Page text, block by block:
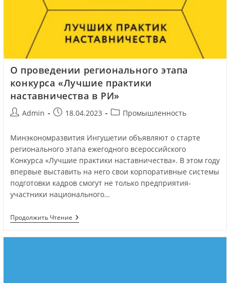
О проведении регионального этапа
конкурса «Лучшие практики
наставничества в РИ»
Admin 18.04.2023 Промышленность
Минэкономразвития Ингушетии объявляют о старте
регионального этапа ежегодного всероссийского
Конкурса «Лучшие практики наставничества». В этом году
впервые выставить на него свои корпоративные системы
подготовки кадров смогут не только предприятия-
участники национального…
Продолжить Чтение